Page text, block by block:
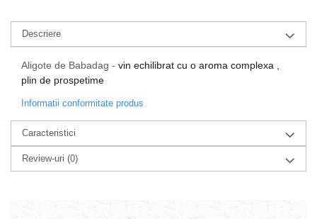
Descriere
Aligote de Babadag - vin echilibrat cu o aroma complexa ,
plin de prospetime
Informatii conformitate produs
Caracteristici
Review-uri (0)